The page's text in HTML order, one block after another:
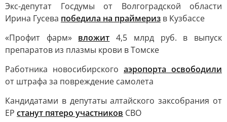
Экс-депутат Госдумы от Волгоградской области
Ирина Гусева победила на праймериз в Кузбассе
«Профит фарм» вложит 4,5 млрд руб. в выпуск
препаратов из плазмы крови в Томске
Работника новосибирского аэропорта освободили
от штрафа за повреждение самолета
Кандидатами в депутаты алтайского заксобрания от
ЕР станут пятеро участников СВО